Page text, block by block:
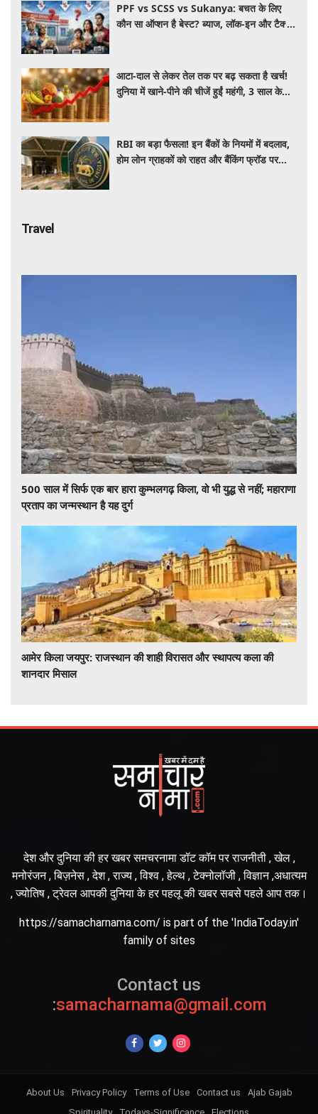
PPF vs SCSS vs Sukanya: बचत के लिए
कौन सा ऑप्शन है बेस्ट? ब्याज, लॉक-इन और टैक्स
आटा-दाल से लेकर तेल तक पर बढ़ सकता है खर्च!
दुनिया में खाने-पीने की चीजें हुईं महंगी, 3 साल के
RBI का बड़ा फैसला! इन बैंकों के नियमों में बदलाव,
होम लोन ग्राहकों को राहत और बैंकिंग फ्रॉड पर
Travel
500 साल में सिर्फ एक बार हारा कुम्भलगढ़ किला, वो भी युद्ध से नहीं; महाराणा
प्रताप का जन्मस्थान है यह दुर्ग
आमेर किला जयपुर: राजस्थान की शाही विरासत और स्थापत्य कला की
शानदार मिसाल
देश और दुनिया की हर खबर समचरनामा डॉट कॉम पर राजनीती , खेल ,
मनोरंजन , बिज़नेस , देश , राज्य , विश्व , हेल्थ , टेक्नोलॉजी , विज्ञान ,अधात्यम
, ज्योतिष , ट्रेवल आपकी दुनिया के हर पहलू की खबर सबसे पहले आप तक।
https://samacharnama.com/ is part of the 'IndiaToday.in'
family of sites
Contact us
:samacharnama@gmail.com
About Us Privacy Policy Terms of Use Contact us
Ajab Gajab